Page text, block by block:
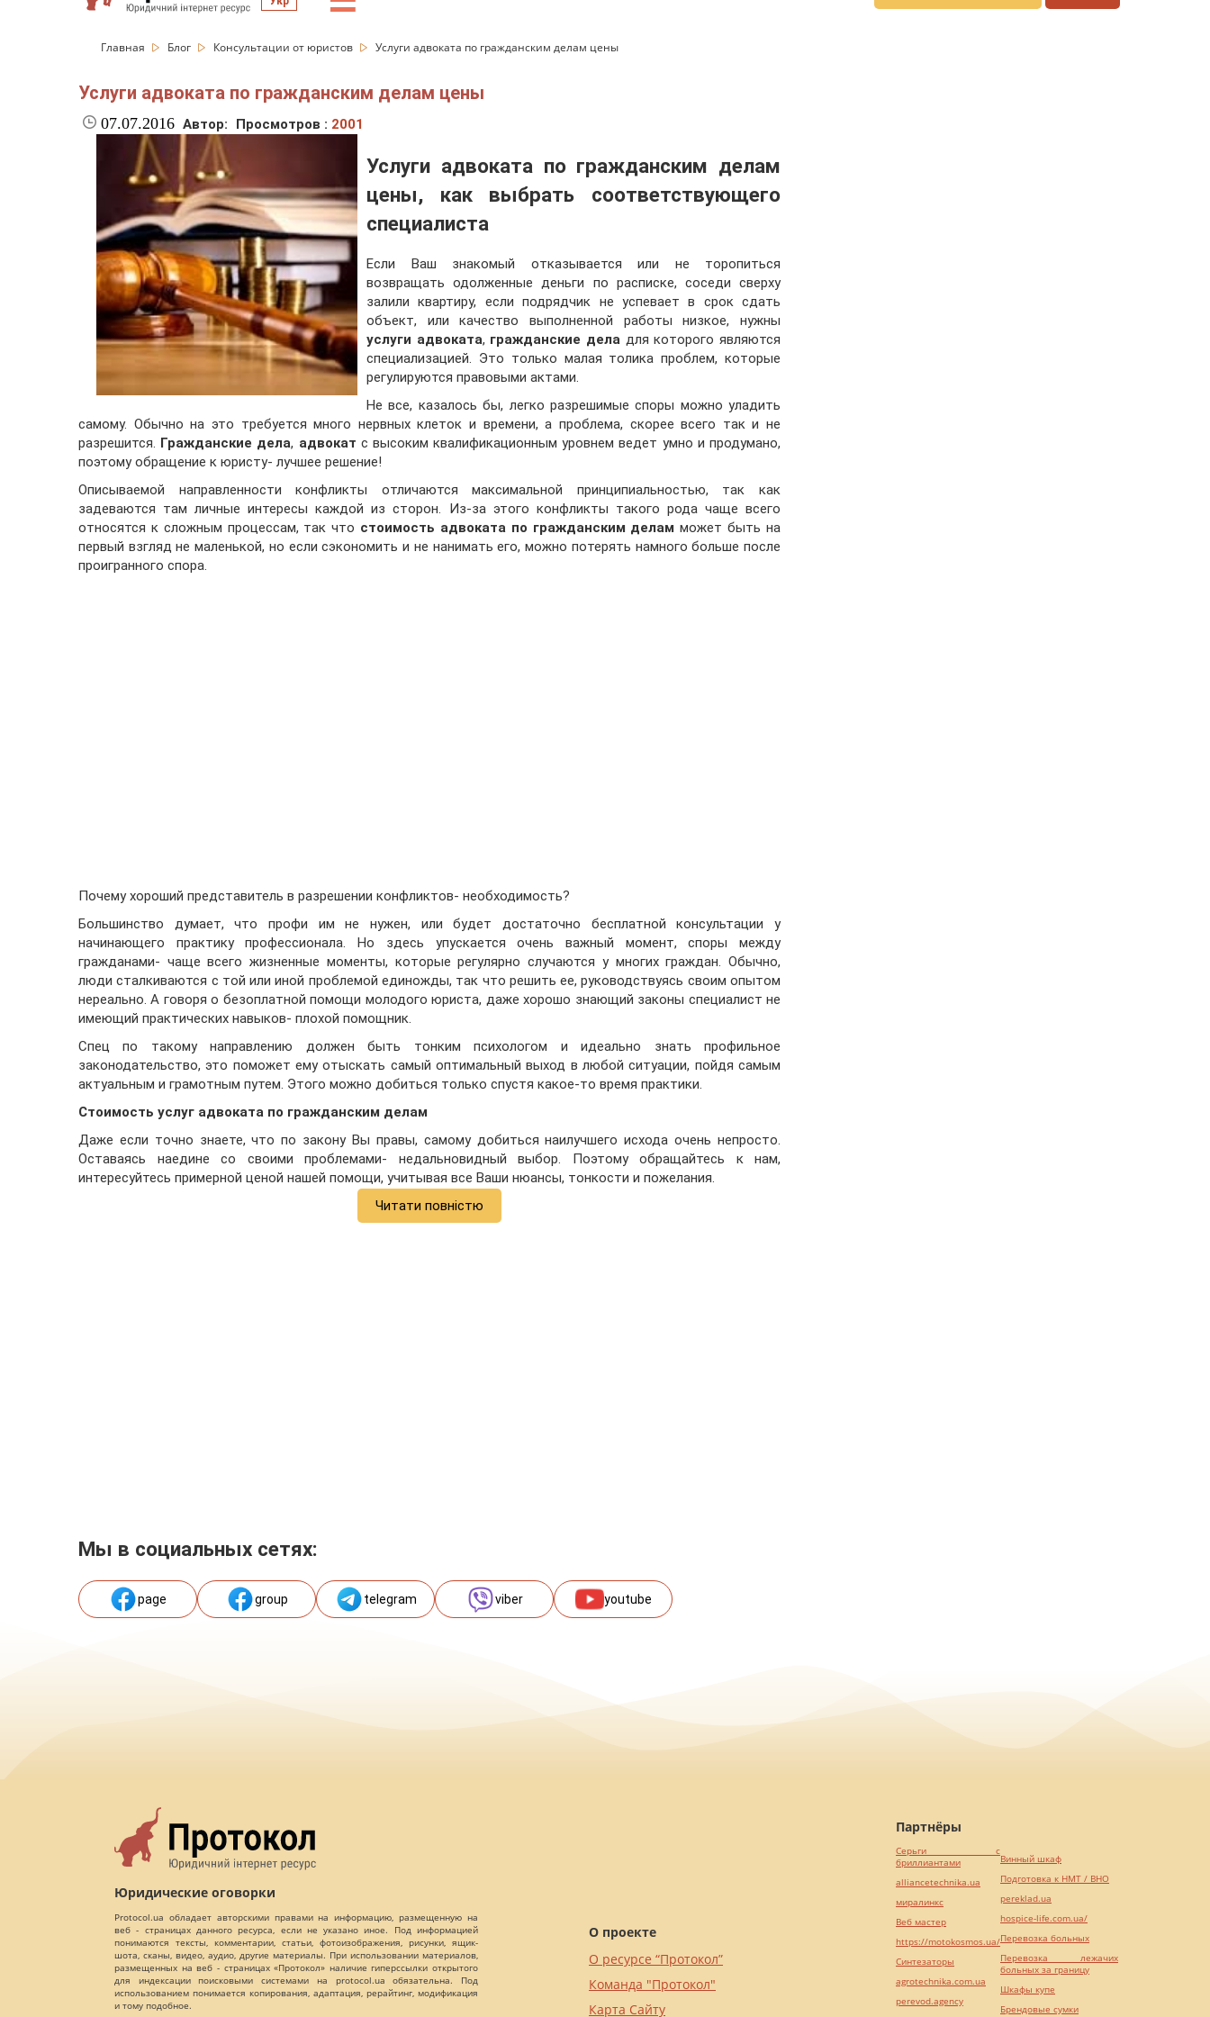
Главная Блог Консультации от юристов Услуги адвоката по гражданским делам цены
Услуги адвоката по гражданским делам цены
07.07.2016 Автор: Просмотров : 2001
Услуги адвоката по гражданским делам
цены, как выбрать соответствующего
специалиста
Если Ваш знакомый отказывается или не торопиться
возвращать одолженные деньги по расписке, соседи сверху
залили квартиру, если подрядчик не успевает в срок сдать
объект, или качество выполненной работы низкое, нужны
услуги адвоката, гражданские дела для которого являются
специализацией. Это только малая толика проблем, которые
регулируются правовыми актами.
Не все, казалось бы, легко разрешимые споры можно уладить
самому. Обычно на это требуется много нервных клеток и времени, а проблема, скорее всего так и не
разрешится. Гражданские дела, адвокат с высоким квалификационным уровнем ведет умно и продумано,
поэтому обращение к юристу- лучшее решение!
Описываемой направленности конфликты отличаются максимальной принципиальностью, так как
задеваются там личные интересы каждой из сторон. Из-за этого конфликты такого рода чаще всего
относятся к сложным процессам, так что стоимость адвоката по гражданским деламможет быть на
первый взгляд не маленькой, но если сэкономить и не нанимать его, можно потерять намного больше после
проигранного спора.
Почему хороший представитель в разрешении конфликтов- необходимость?
Большинство думает, что профи им не нужен, или будет достаточно бесплатной консультации у
начинающего практику профессионала. Но здесь упускается очень важный момент, споры между
гражданами- чаще всего жизненные моменты, которые регулярно случаются у многих граждан. Обычно,
люди сталкиваются с той или иной проблемой единожды, так что решить ее, руководствуясь своим опытом
нереально. А говоря о безоплатной помощи молодого юриста, даже хорошо знающий законы специалист не
имеющий практических навыков- плохой помощник.
Спец по такому направлению должен быть тонким психологом и идеально знать профильное
законодательство, это поможет ему отыскать самый оптимальный выход в любой ситуации, пойдя самым
актуальным и грамотным путем. Этого можно добиться только спустя какое-то время практики.
Стоимость услуг адвоката по гражданским делам
Даже если точно знаете, что по закону Вы правы, самому добиться наилучшего исхода очень непросто.
Оставаясь наедине со своими проблемами- недальновидный выбор. Поэтому обращайтесь к нам,
интересуйтесь примерной ценой нашей помощи, учитывая все Ваши нюансы, тонкости и пожелания.
Читати повністю
Мы в социальных сетях:
page group telegram viber youtube
Юридические оговорки
Protocol.ua обладает авторскими правами на информацию, размещенную на
веб - страницах данного ресурса, если не указано иное. Под информацией
понимаются тексты, комментарии, статьи, фотоизображения, рисунки, ящик-
шота, сканы, видео, аудио, другие материалы. При использовании материалов,
размещенных на веб - страницах «Протокол» наличие гиперссылки открытого
для индексации поисковыми системами на protocol.ua обязательна. Под
использованием понимается копирования, адаптация, рерайтинг, модификация
и тому подобное.
О проекте
О ресурсе “Протокол”
Команда "Протокол"
Карта Сайту
Партнёры
Серьги с
бриллиантами
alliancetechnika.ua
миралинкс
Веб мастер
https://motokosmos.ua/
Синтезаторы
agrotechnika.com.ua
perevod.agency
Винный шкаф
Подготовка к НМТ / ВНО
pereklad.ua
hospice-life.com.ua/
Перевозка больных
Перевозка лежачих
больных за границу
Шкафы купе
Брендовые сумки